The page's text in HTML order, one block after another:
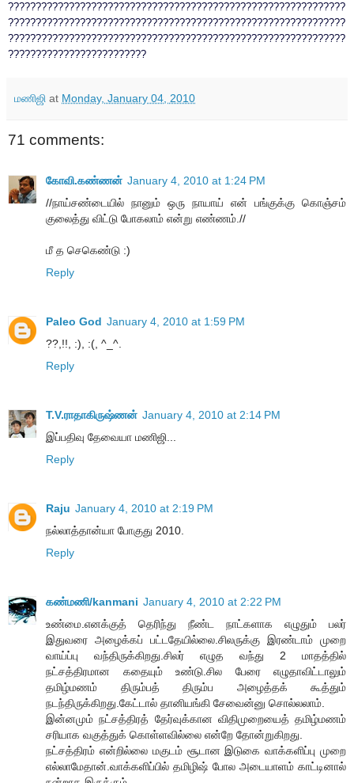
?????????????????????????????????????????????????????????????
?????????????????????????????????????????????????????????????
?????????????????????????????????????????????????????????????
?????????????????????????
மணிஜி at Monday, January 04, 2010
71 comments:
கோவி.கண்ணன் January 4, 2010 at 1:24 PM
//நாய்சண்டையில் நானும் ஒரு நாயாய் என் பங்குக்கு கொஞ்சம்
குலைத்து விட்டு போகலாம் என்று எண்ணம்.//
மீ த செகெண்டு :)
Reply
Paleo God January 4, 2010 at 1:59 PM
??,!!, :), :(, ^_^.
Reply
T.V.ராதாகிருஷ்ணன் January 4, 2010 at 2:14 PM
இப்பதிவு தேவையா மணிஜி...
Reply
Raju January 4, 2010 at 2:19 PM
நல்லாத்தான்யா போகுது 2010.
Reply
கண்மணி/kanmani January 4, 2010 at 2:22 PM
உண்மை.எனக்குத் தெரிந்து நீண்ட நாட்களாக எழுதும் பலர்
இதுவரை அழைக்கப் பட்டதேயில்லை.சிலருக்கு இரண்டாம் முறை
வாய்ப்பு வந்திருக்கிறது.சிலர் எழுத வந்து 2 மாதத்தில்
நட்சத்திரமான கதையும் உண்டு.சில பேரை எழுதாவிட்டாலும்
தமிழ்மணம் திரும்பத் திரும்ப அழைத்தக் கூத்தும்
நடந்திருக்கிறது.கேட்டால் தானியங்கி சேவைன்னு சொல்லலாம்.
இன்னமும் நட்சத்திரத் தேர்வுக்கான விதிமுறையைத் தமிழ்மணம்
சரியாக வகுத்துக் கொள்ளவில்லை என்றே தோன்றுகிறது.
நட்சத்திரம் என்றில்லை மகுடம் சூடான இடுகை வாக்களிப்பு முறை
எல்லாமேதான்.வாக்களிப்பில் தமிழிஷ் போல அடையாளம் காட்டினால்